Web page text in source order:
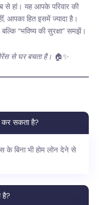
से हां। यह आपके परिवार की
आपका हित इसमें ज्यादा है।
“भविष्य की सुरक्षा” समझें।
से घर बचता है। 🏠✨
कर सकता है?
के बिना भी होम लोन देने से
है?